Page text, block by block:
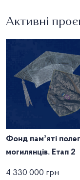
Активні
Фонд памʼяті
могилянців. Етап 2
4 330 000 грн